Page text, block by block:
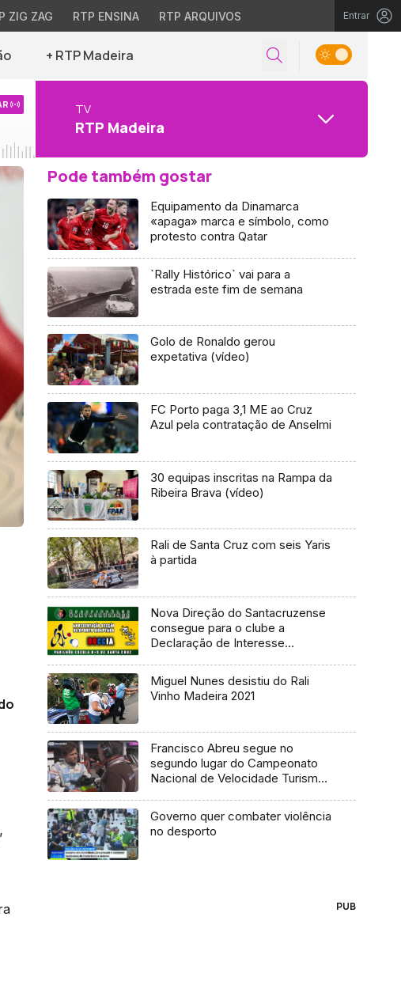
ZIG ZAG RTP ENSINA RTP ARQUIVOS Entrar
+ RTP Madeira
TV
RTP Madeira
Pode também gostar
Equipamento da Dinamarca
«apaga» marca e símbolo, como
protesto contra Qatar
`Rally Histórico` vai para a
estrada este fim de semana
Golo de Ronaldo gerou
expetativa (vídeo)
FC Porto paga 3,1 ME ao Cruz
Azul pela contratação de Anselmi
30 equipas inscritas na Rampa da
Ribeira Brava (vídeo)
Rali de Santa Cruz com seis Yaris
à partida
Nova Direção do Santacruzense
consegue para o clube a
Declaração de Interesse
Miguel Nunes desistiu do Rali
Vinho Madeira 2021
Francisco Abreu segue no
segundo lugar do Campeonato
Nacional de Velocidade Turismo
Estoril
Governo quer combater violência
no desporto
PUB